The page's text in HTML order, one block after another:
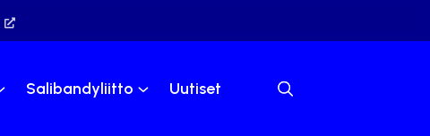
Salibandyliitto Uutiset